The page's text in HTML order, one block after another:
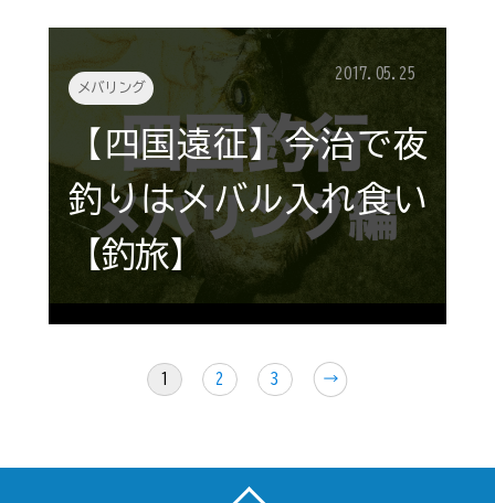
メバリング
2017.05.25
【四国遠征】今治で夜
釣りはメバル入れ食い
【釣旅】
1 2 3 ↗